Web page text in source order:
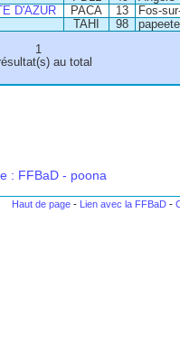
D'AZUR PACA 13
Fos-
TAHI 98
papeete
1
au total
: FFBaD - poona
Haut de page - Lien avec la FFBaD -